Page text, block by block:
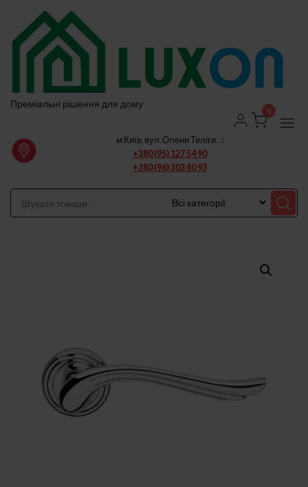
Перейти
вмісту
Преміальні рішення для дому
м.Київ, вул. Олени Теліги, 3
+380 (95) 127 54 90
+380 (96) 303 80 93
0